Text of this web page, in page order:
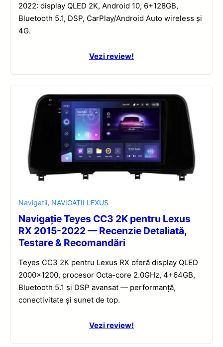
2022: display QLED 2K, Android 10, 6+128GB,
Bluetooth 5.1, DSP, CarPlay/Android Auto wireless și
4G.
Vezi review!
Navigatii, NAVIGATII LEXUS
Navigație Teyes CC3 2K pentru Lexus
RX 2015-2022 — Recenzie Detaliată,
Testare & Recomandări
Teyes CC3 2K pentru Lexus RX oferă display QLED
2000×1200, procesor Octa-core 2.0GHz, 4+64GB,
Bluetooth 5.1 și DSP avansat — performanță,
conectivitate și sunet de top.
Vezi review!